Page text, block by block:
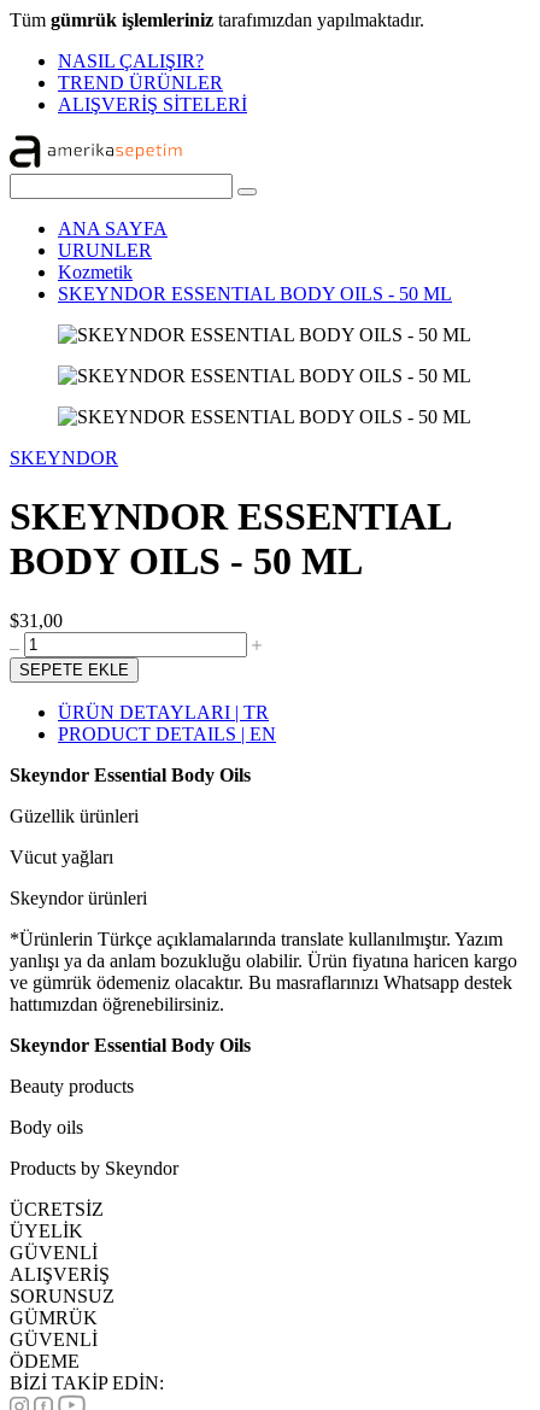
Tüm gümrük işlemleriniz tarafımızdan yapılmaktadır.
NASIL ÇALIŞIR?
TREND ÜRÜNLER
ALIŞVERİŞ SİTELERİ
ANA SAYFA
URUNLER
Kozmetik
SKEYNDOR ESSENTIAL BODY OILS - 50 ML
SKEYNDOR
SKEYNDOR ESSENTIAL
BODY OILS - 50 ML
$31,00
SEPETE EKLE
ÜRÜN DETAYLARI | TR
PRODUCT DETAILS | EN
Skeyndor Essential Body Oils
Güzellik ürünleri
Vücut yağları
Skeyndor ürünleri
*Ürünlerin Türkçe açıklamalarında translate kullanılmıştır. Yazım
yanlışı ya da anlam bozukluğu olabilir. Ürün fiyatına haricen kargo
ve gümrük ödemeniz olacaktır. Bu masraflarınızı Whatsapp destek
hattımızdan öğrenebilirsiniz.
Skeyndor Essential Body Oils
Beauty products
Body oils
Products by Skeyndor
ÜCRETSİZ
ÜYELİK
GÜVENLİ
ALIŞVERİŞ
SORUNSUZ
GÜMRÜK
GÜVENLİ
ÖDEME
BİZİ TAKİP EDİN: